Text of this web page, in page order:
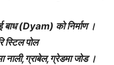
(Dyam) को निर्माण ।
स्टिल पोल
नाली,ग्राबेल,ग्रेडमा जोड ।